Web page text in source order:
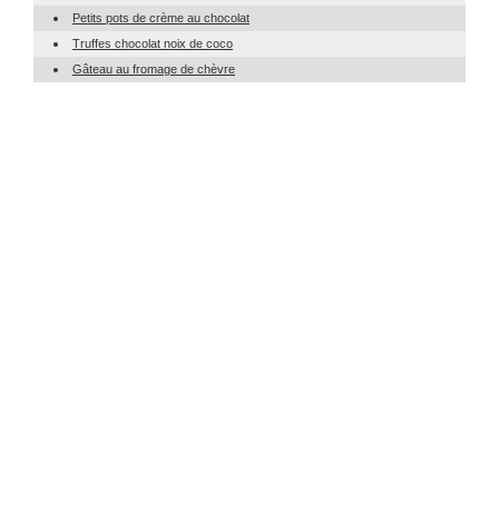
Petits pots de crème au chocolat
Truffes chocolat noix de coco
Gâteau au fromage de chèvre